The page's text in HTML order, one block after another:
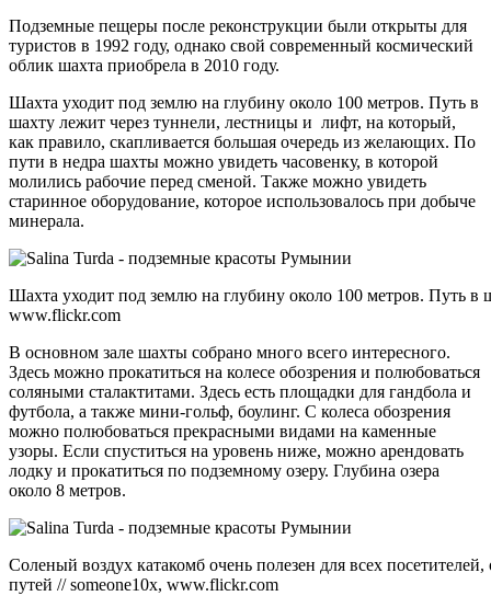
Подземные пещеры после реконструкции были открыты для
туристов в 1992 году, однако свой современный космический
облик шахта приобрела в 2010 году.
Шахта уходит под землю на глубину около 100 метров. Путь в
шахту лежит через туннели, лестницы и лифт, на который,
как правило, скапливается большая очередь из желающих. По
пути в недра шахты можно увидеть часовенку, в которой
молились рабочие перед сменой. Также можно увидеть
старинное оборудование, которое использовалось при добыче
минерала.
Шахта уходит под землю на глубину около 100 метров. Путь
www.flickr.com
В основном зале шахты собрано много всего интересного.
Здесь можно прокатиться на колесе обозрения и полюбоваться
соляными сталактитами. Здесь есть площадки для гандбола и
футбола, а также мини-гольф, боулинг. С колеса обозрения
можно полюбоваться прекрасными видами на каменные
узоры. Если спуститься на уровень ниже, можно арендовать
лодку и прокатиться по подземному озеру. Глубина озера
около 8 метров.
Соленый воздух катакомб очень полезен для всех
путей // someone10x, www.flickr.com